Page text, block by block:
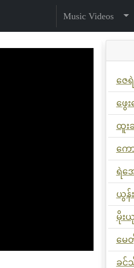
Music Videos
ဇေ
ဖွေး
ထူး
ကေ
ရဲအ
ယွန်
မိုးယု
မေ
ခင်